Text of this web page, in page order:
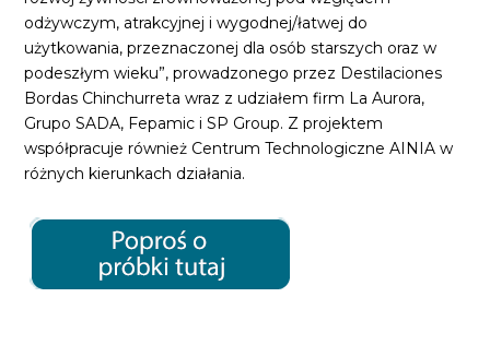
odżywczym, atrakcyjnej i wygodnej/łatwej do
użytkowania, przeznaczonej dla osób starszych oraz w
podeszłym wieku”, prowadzonego przez Destilaciones
Bordas Chinchurreta wraz z udziałem firm La Aurora,
Grupo SADA, Fepamic i SP Group. Z projektem
współpracuje również Centrum Technologiczne AINIA w
różnych kierunkach działania.